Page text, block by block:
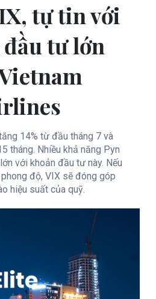
tự tin với
tư lớn
14% từ đầu tháng 7 và
tháng. Nhiều khả năng Pyn
với khoản đầu tư này. Nếu
độ, VIX sẽ đóng góp
hiệu suất của quỹ.